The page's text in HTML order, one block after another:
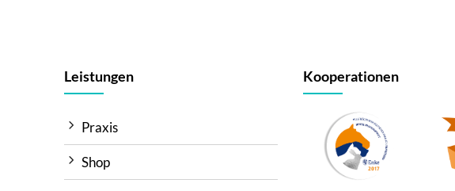
Leistungen
Praxis
Shop
Kooperationen